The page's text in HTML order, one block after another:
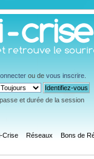
ou de vous inscrire
et durée de la session
Crise Réseaux Bons de